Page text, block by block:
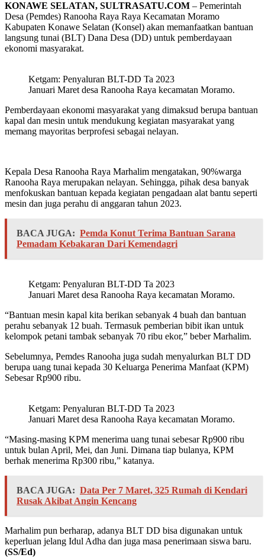
KONAWE SELATAN, SULTRASATU.COM – Pemerintah
Desa (Pemdes) Ranooha Raya Raya Kecamatan Moramo
Kabupaten Konawe Selatan (Konsel) akan memanfaatkan bantuan
langsung tunai (BLT) Dana Desa (DD) untuk pemberdayaan
ekonomi masyarakat.
Ketgam: Penyaluran BLT-DD Ta 2023
Januari Maret desa Ranooha Raya kecamatan Moramo.
Pemberdayaan ekonomi masyarakat yang dimaksud berupa bantuan
kapal dan mesin untuk mendukung kegiatan masyarakat yang
memang mayoritas berprofesi sebagai nelayan.
Kepala Desa Ranooha Raya Marhalim mengatakan, 90%warga
Ranooha Raya merupakan nelayan. Sehingga, pihak desa banyak
menfokuskan bantuan kepada kegiatan pengadaan alat bantu seperti
mesin dan juga perahu di anggaran tahun 2023.
BACA JUGA: Pemda Konut Terima Bantuan Sarana
Pemadam Kebakaran Dari Kemendagri
Ketgam: Penyaluran BLT-DD Ta 2023
Januari Maret desa Ranooha Raya kecamatan Moramo.
“Bantuan mesin kapal kita berikan sebanyak 4 buah dan bantuan
perahu sebanyak 12 buah. Termasuk pemberian bibit ikan untuk
kelompok petani tambak sebanyak 70 ribu ekor,” beber Marhalim.
Sebelumnya, Pemdes Ranooha juga sudah menyalurkan BLT DD
berupa uang tunai kepada 30 Keluarga Penerima Manfaat (KPM)
Sebesar Rp900 ribu.
Ketgam: Penyaluran BLT-DD Ta 2023
Januari Maret desa Ranooha Raya kecamatan Moramo.
“Masing-masing KPM menerima uang tunai sebesar Rp900 ribu
untuk bulan April, Mei, dan Juni. Dimana tiap bulanya, KPM
berhak menerima Rp300 ribu,” katanya.
BACA JUGA: Data Per 7 Maret, 325 Rumah di Kendari
Rusak Akibat Angin Kencang
Marhalim pun berharap, adanya BLT DD bisa digunakan untuk
keperluan jelang Idul Adha dan juga masa penerimaan siswa baru.
(SS/Ed)